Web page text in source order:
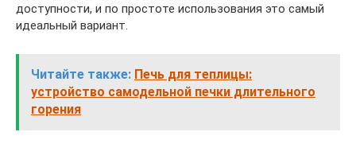
доступности, и по простоте использования это самый
идеальный вариант.
Читайте также: Печь для теплицы:
устройство самодельной печки длительного
горения